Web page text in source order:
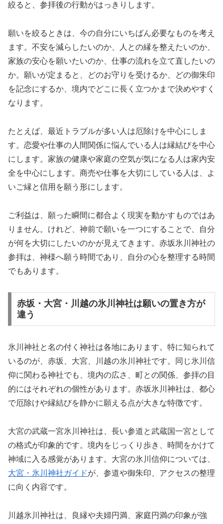
絞ると、参拝後の行動がはっきりします。
願いを絞るときは、今の自分にいちばん必要なものを考え
ます。不安を減らしたいのか、人との縁を整えたいのか、
家族の安心を願いたいのか、仕事の流れを立て直したいの
か。願いが定まると、どのお守りを受けるか、どの御朱印
を記念にするか、境内でどこに長く立つかまで決めやすく
なります。
たとえば、最近トラブルが多い人は厄除けを中心にしま
す。恋愛や仕事の人間関係に悩んでいる人は縁結びを中心
にします。家族の健康や家庭の空気が気になる人は家内安
全を中心にします。商売や仕事を大切にしている人は、よ
いご縁と信用を願う形にします。
ご利益は、願った瞬間に都合よく現実を動かすものではあ
りません。けれど、神前で願いを一つにすることで、自分
が何を大切にしたいのかが見えてきます。赤坂氷川神社の
参拝は、神様へ願う時間であり、自分の心を整理する時間
でもあります。
赤坂・大宮・川越の氷川神社は願いの置き方が
違う
氷川神社と名の付く神社は各地にあります。特に知られて
いるのが、赤坂、大宮、川越の氷川神社です。同じ氷川信
仰に関わる神社でも、境内の広さ、町との関係、参拝の目
的にはそれぞれの個性があります。赤坂氷川神社は、都心
で厄除けや縁結びを静かに願える点が大きな特徴です。
大宮の武蔵一宮氷川神社は、長い参道と武蔵国一宮として
の格式が印象的です。境内をじっくり歩き、時間をかけて
神域に入る感覚があります。大宮の氷川信仰については、
大宮・氷川神社ガイドが、参道や御朱印、アクセスの整理
に向く内容です。
川越氷川神社は、良縁や夫婦円満、家庭円満の印象が強